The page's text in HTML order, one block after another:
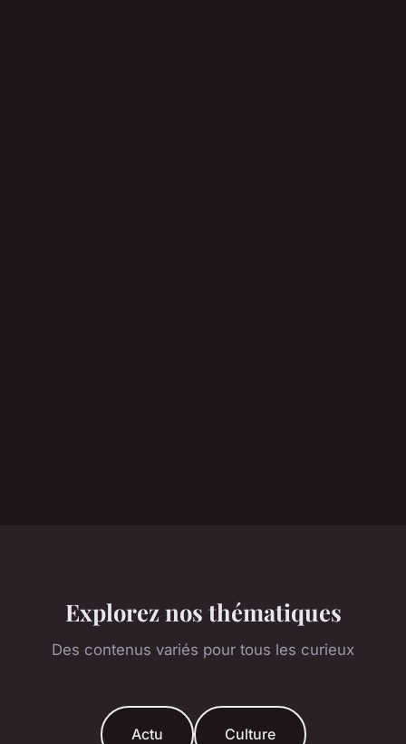
Explorez nos thématiques
Des contenus variés pour tous les curieux
Actu Culture